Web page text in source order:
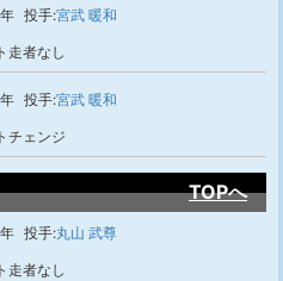
投手:宮武 暖和
走者なし
投手:宮武 暖和
チェンジ
TOPへ
投手:丸山 武尊
走者なし